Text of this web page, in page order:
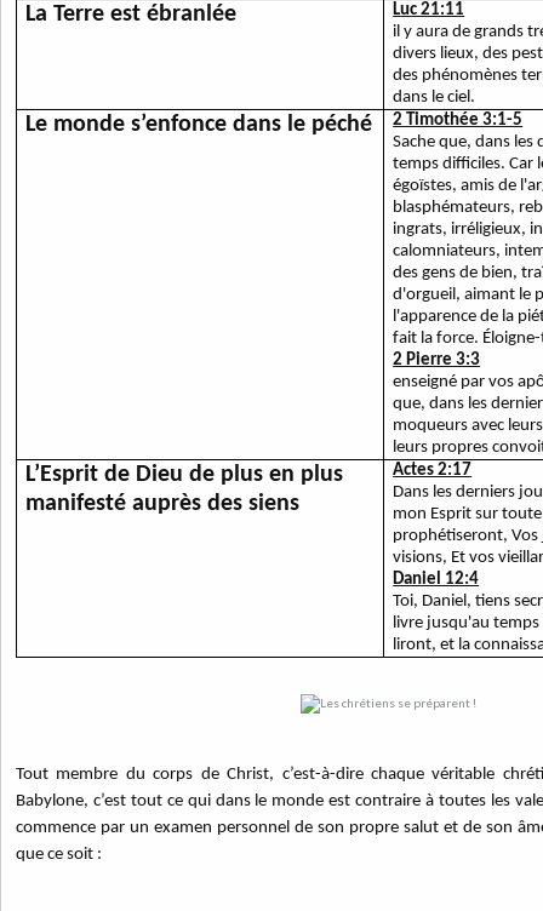
La Terre est ébranlée
Luc 21:11
il y aura de grands
divers lieux, des
des phénomènes
dans le ciel.
Le monde s’enfonce dans le péché
2 Timothée 3:1-5
Sache que, dans les
temps difficiles. Car
égoïstes, amis de
blasphémateurs,
ingrats, irréligieux,
calomniateurs,
des gens de bien,
d'orgueil, aimant le
l'apparence de la
fait la force.
2 Pierre 3:3
enseigné par vos
que, dans les
moqueurs avec
leurs propres
L’Esprit de Dieu de plus en plus
manifesté auprès des siens
Actes 2:17
Dans les derniers
mon Esprit sur
prophétiseront, Vos
visions, Et vos
Daniel 12:4
Toi, Daniel, tiens
livre jusqu'au temps
liront, et la
Tout membre du corps de Christ, c’est-à-dire chaque véritable
Babylone, c’est tout ce qui dans le monde est contraire à toutes les
commence par un examen personnel de son propre salut et de son
que ce soit :